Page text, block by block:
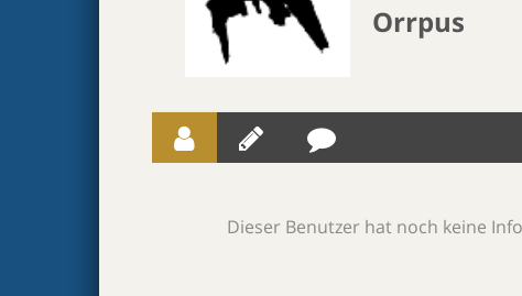
Orrpus
Dieser Benutzer hat noch keine